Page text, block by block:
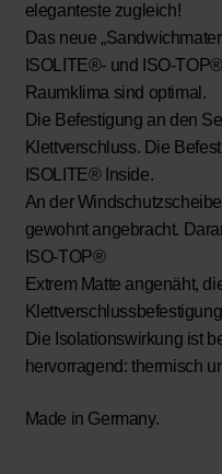
eleganteste zugleich!
Das neue
ISOLITE®- und ISO-
Raumklima sind optimal.
Die Befestigung an den
Klettverschluss. Die
ISOLITE® Inside.
An der
gewohnt angebracht.
ISO-TOP®
Extrem Matte angenäht,
Die Isolationswirkung ist
hervorragend: thermisch
Made in Germany.